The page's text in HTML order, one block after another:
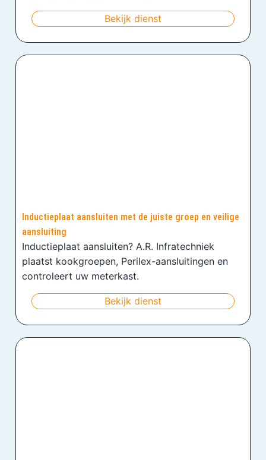
Bekijk dienst
Inductieplaat aansluiten met de juiste groep en veilige
aansluiting
Inductieplaat aansluiten? A.R. Infratechniek
plaatst kookgroepen, Perilex-aansluitingen en
controleert uw meterkast.
Bekijk dienst